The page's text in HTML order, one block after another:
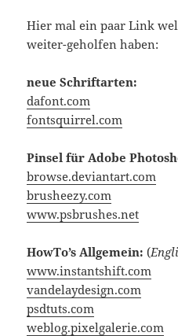
Hier mal ein paar Link
weiter-geholfen haben:
neue Schriftarten:
dafont.com
fontsquirrel.com
Pinsel für Adobe
browse.deviantart.com
brusheezy.com
www.psbrushes.net
HowTo’s Allgemein: (
www.instantshift.com
vandelaydesign.com
psdtuts.com
weblog.pixelgalerie.com